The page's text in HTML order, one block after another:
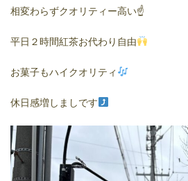
相変わらずクオリティー高い☝️
平日２時間紅茶お代わり自由
お菓子もハイクオリティ
休日感増しましです